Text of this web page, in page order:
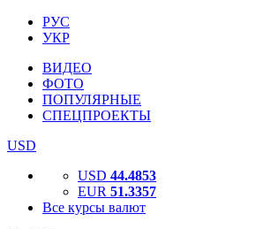
РУС
УКР
ВИДЕО
ФОТО
ПОПУЛЯРНЫЕ
СПЕЦПРОЕКТЫ
USD
USD 44.4853
EUR 51.3357
Все курсы валют